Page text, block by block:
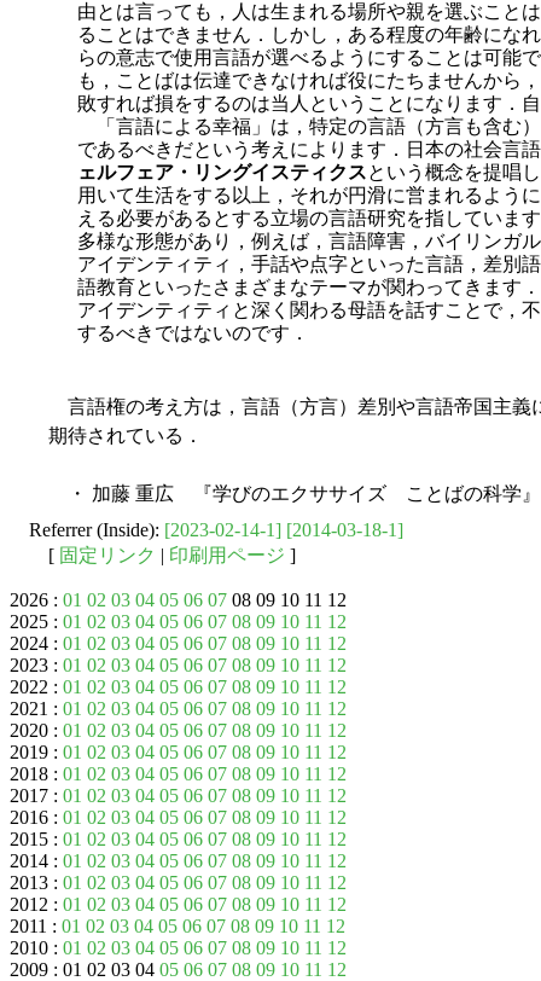
由とは言っても，人は生まれる場所や親を選ぶこと
ることはできません．しかし，ある程度の年齢にな
らの意志で使用言語が選べるようにすることは可能
も，ことばは伝達できなければ役にたちませんから
敗すれば損をするのは当人ということになります．
「言語による幸福」は，特定の言語（方言も含む
であるべきだという考えによります．日本の社会言
ェルフェア・リングイスティクスという概念を提唱
用いて生活をする以上，それが円滑に営まれるよう
える必要があるとする立場の言語研究を指していま
多様な形態があり，例えば，言語障害，バイリンガ
アイデンティティ，手話や点字といった言語，差別
語教育といったさまざまなテーマが関わってきます
アイデンティティと深く関わる母語を話すことで，
するべきではないのです．
言語権の考え方は，言語（方言）差別や言語帝国主義
期待されている．
・ 加藤 重広 『学びのエクササイズ ことばの科学
Referrer (Inside): [2023-02-14-1] [2014-03-18-1]
[ 固定リンク | 印刷用ページ ]
2026 : 01 02 03 04 05 06 07 08 09 10 11 12
2025 : 01 02 03 04 05 06 07 08 09 10 11 12
2024 : 01 02 03 04 05 06 07 08 09 10 11 12
2023 : 01 02 03 04 05 06 07 08 09 10 11 12
2022 : 01 02 03 04 05 06 07 08 09 10 11 12
2021 : 01 02 03 04 05 06 07 08 09 10 11 12
2020 : 01 02 03 04 05 06 07 08 09 10 11 12
2019 : 01 02 03 04 05 06 07 08 09 10 11 12
2018 : 01 02 03 04 05 06 07 08 09 10 11 12
2017 : 01 02 03 04 05 06 07 08 09 10 11 12
2016 : 01 02 03 04 05 06 07 08 09 10 11 12
2015 : 01 02 03 04 05 06 07 08 09 10 11 12
2014 : 01 02 03 04 05 06 07 08 09 10 11 12
2013 : 01 02 03 04 05 06 07 08 09 10 11 12
2012 : 01 02 03 04 05 06 07 08 09 10 11 12
2011 : 01 02 03 04 05 06 07 08 09 10 11 12
2010 : 01 02 03 04 05 06 07 08 09 10 11 12
2009 : 01 02 03 04 05 06 07 08 09 10 11 12